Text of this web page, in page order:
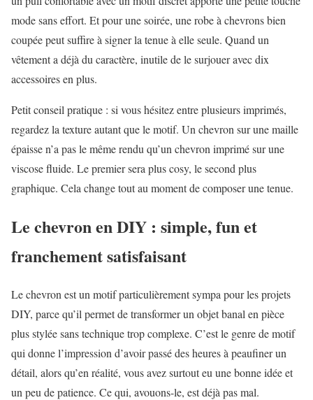
mode sans effort. Et pour une soirée, une robe à chevrons bien
coupée peut suffire à signer la tenue à elle seule. Quand un
vêtement a déjà du caractère, inutile de le surjouer avec dix
accessoires en plus.
Petit conseil pratique : si vous hésitez entre plusieurs imprimés,
regardez la texture autant que le motif. Un chevron sur une maille
épaisse n’a pas le même rendu qu’un chevron imprimé sur une
viscose fluide. Le premier sera plus cosy, le second plus
graphique. Cela change tout au moment de composer une tenue.
Le chevron en DIY : simple, fun et
franchement satisfaisant
Le chevron est un motif particulièrement sympa pour les projets
DIY, parce qu’il permet de transformer un objet banal en pièce
plus stylée sans technique trop complexe. C’est le genre de motif
qui donne l’impression d’avoir passé des heures à peaufiner un
détail, alors qu’en réalité, vous avez surtout eu une bonne idée et
un peu de patience. Ce qui, avouons-le, est déjà pas mal.